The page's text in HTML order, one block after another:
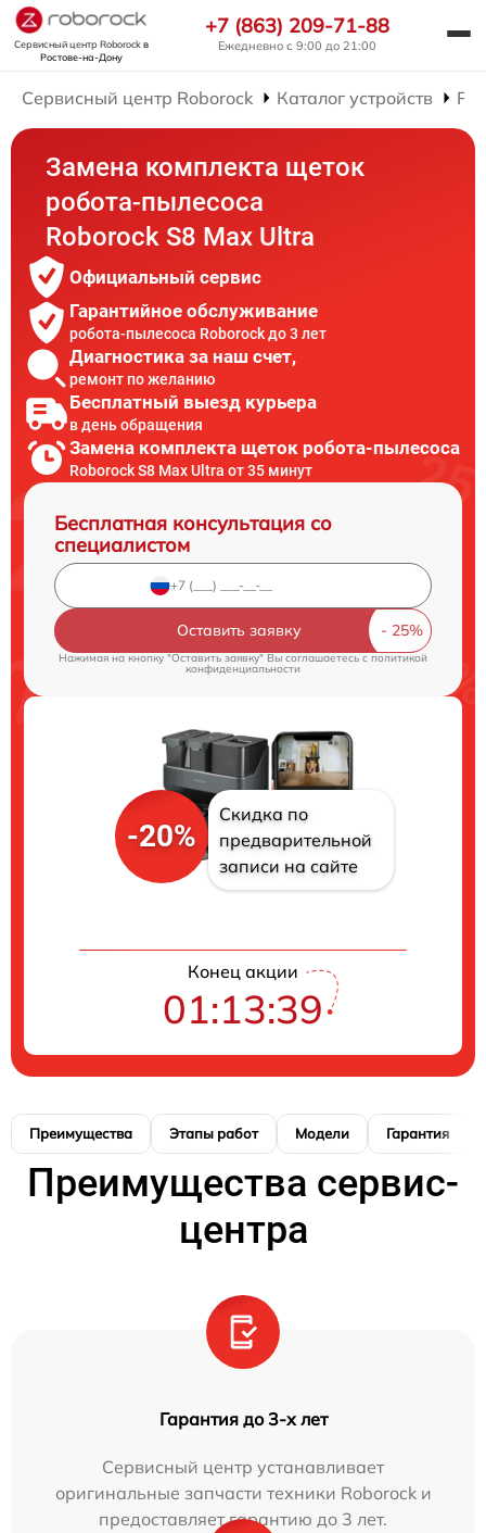
Сервисный центр Roborockв
Ростове-на-Дону
+7 (863) 209-71-88
Ежедневно с 9:00 до 21:00
Сервисный центр Roborock Каталог устройств
Замена комплекта щеток
робота-пылесоса
Roborock S8 Max Ultra
Официальный сервис
Гарантийное обслуживание
робота-пылесоса Roborock до 3 лет
Диагностика за наш счет,
ремонт по желанию
Бесплатный выезд курьера
в день обращения
Замена комплекта щеток робота-пылесоса
Roborock S8 Max Ultra от 35 минут
Бесплатная консультация со
специалистом
Оставить заявку
Нажимая на кнопку "Оставить заявку" Вы соглашаетесь cполитикой
конфиденциальности
-20%
Скидка по
предварительной
записи на сайте
Конец акции
01:13:38
Преимущества Этапы работ Модели Гарантия
Преимущества сервис-
центра
Гарантия до 3-х лет
Сервисный центр устанавливает
оригинальные запчасти техники Roborock и
предоставляет гарантию до 3 лет.